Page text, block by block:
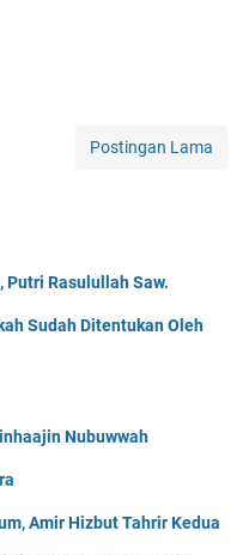
Postingan Lama
Rasulullah Saw.
Sudah Ditentukan Oleh
Nubuwwah
Amir Hizbut Tahrir Kedua